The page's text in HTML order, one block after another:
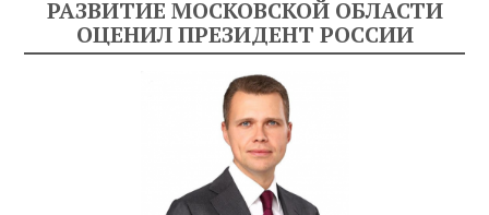
РАЗВИТИЕ МОСКОВСКОЙ ОБЛАСТИ
ОЦЕНИЛ ПРЕЗИДЕНТ РОССИИ